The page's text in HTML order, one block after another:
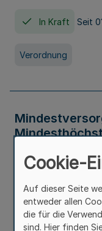
In Kraft Seit
Verordnung
Cookie-
Auf dieser Seite
entweder allen
die für die
sind. Hier finden